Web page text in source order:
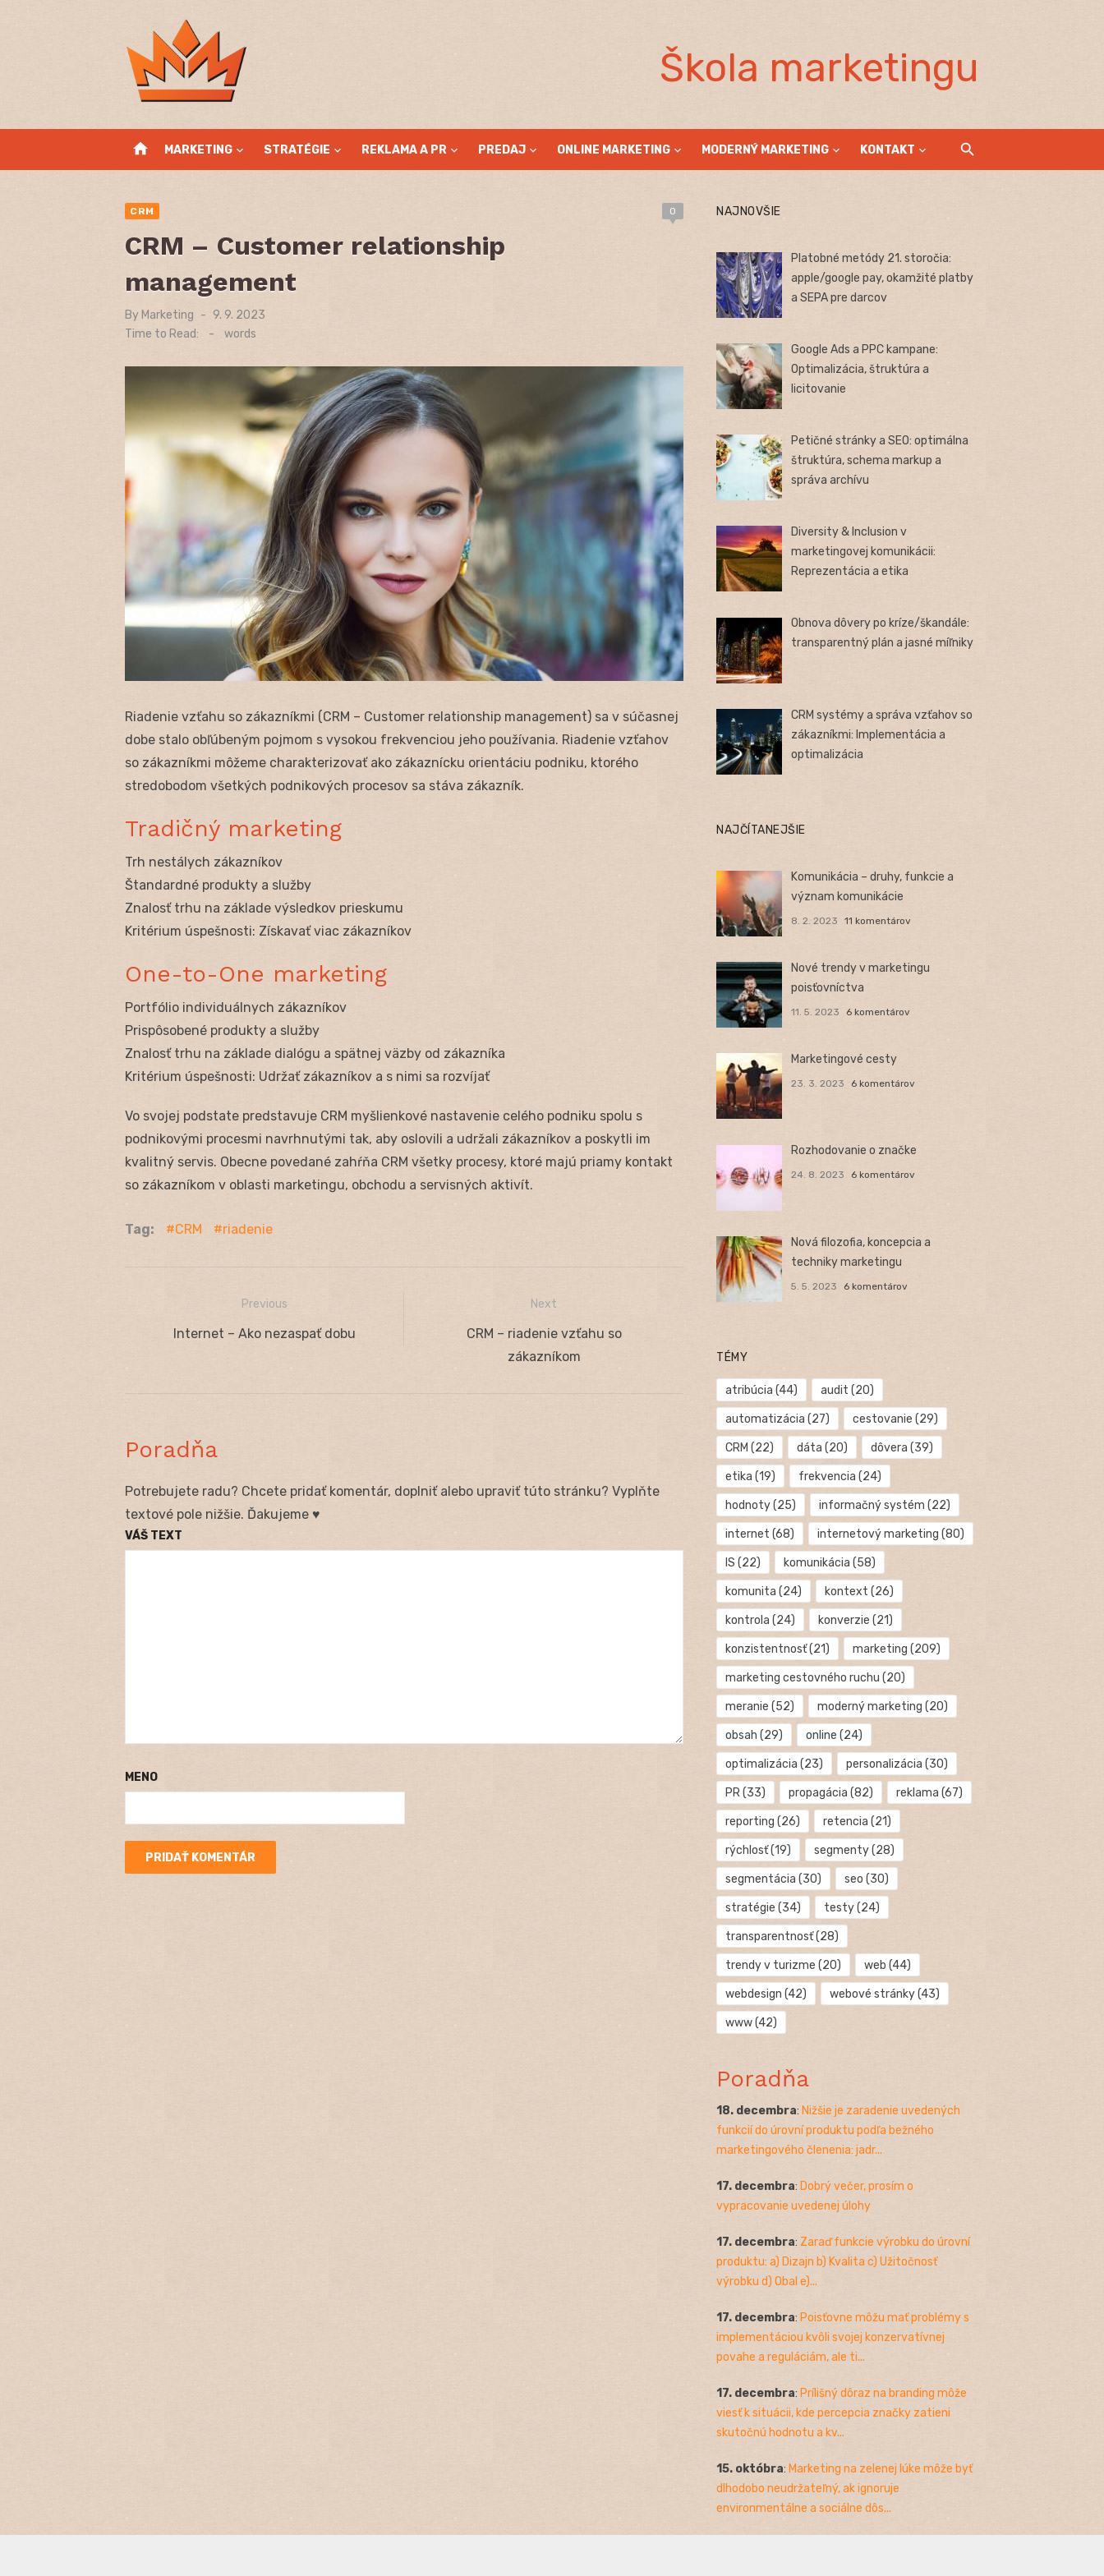
Škola marketingu
home MARKETING STRATÉGIE REKLAMA A PR PREDAJ ONLINE MARKETING MODERNÝ MARKETING KONTAKT
CRM 0
CRM – Customer relationship
management
By Marketing
Posted
on
9. 9. 2023
Time to Read:
- words
Riadenie vzťahu so zákazníkmi (CRM – Customer relationship management) sa v súčasnej
dobe stalo obľúbeným pojmom s vysokou frekvenciou jeho používania. Riadenie vzťahov
so zákazníkmi môžeme charakterizovať ako zákaznícku orientáciu podniku, ktorého
stredobodom všetkých podnikových procesov sa stáva zákazník.
Tradičný marketing
Trh nestálych zákazníkov
Štandardné produkty a služby
Znalosť trhu na základe výsledkov prieskumu
Kritérium úspešnosti: Získavať viac zákazníkov
One-to-One marketing
Portfólio individuálnych zákazníkov
Prispôsobené produkty a služby
Znalosť trhu na základe dialógu a spätnej väzby od zákazníka
Kritérium úspešnosti: Udržať zákazníkov a s nimi sa rozvíjať
Vo svojej podstate predstavuje CRM myšlienkové nastavenie celého podniku spolu s
podnikovými procesmi navrhnutými tak, aby oslovili a udržali zákazníkov a poskytli im
kvalitný servis. Obecne povedané zahŕňa CRM všetky procesy, ktoré majú priamy kontakt
so zákazníkom v oblasti marketingu, obchodu a servisných aktivít.
Tag: CRM riadenie
Navigácia
Previous
Previous
Internet – Ako nezaspať dobu
Next
CRM – riadenie vzťahu so
zákazníkom
Poradňa
Potrebujete radu? Chcete pridať komentár, doplniť alebo upraviť túto stránku? Vyplňte
textové pole nižšie. Ďakujeme ♥
VÁŠ TEXT
MENO
NAJNOVŠIE
Platobné metódy 21. storočia:
apple/google pay, okamžité platby
a SEPA pre darcov
Google Ads a PPC kampane:
Optimalizácia, štruktúra a
licitovanie
Petičné stránky a SEO: optimálna
štruktúra, schema markup a
správa archívu
Diversity & Inclusion v
marketingovej komunikácii:
Reprezentácia a etika
Obnova dôvery po kríze/škandále:
transparentný plán a jasné míľniky
CRM systémy a správa vzťahov so
zákazníkmi: Implementácia a
optimalizácia
NAJČÍTANEJŠIE
Komunikácia – druhy, funkcie a
význam komunikácie
8. 2. 2023 11 komentárov
Nové trendy v marketingu
poisťovníctva
11. 5. 2023 6 komentárov
Marketingové cesty
23. 3. 2023 6 komentárov
Rozhodovanie o značke
24. 8. 2023 6 komentárov
Nová filozofia, koncepcia a
techniky marketingu
5. 5. 2023 6 komentárov
TÉMY
atribúcia (44) audit (20)
automatizácia (27) cestovanie (29)
CRM (22) dáta (20) dôvera (39)
etika (19) frekvencia (24)
hodnoty(25) informačný systém (22)
internet (68) internetový marketing (80)
IS (22) komunikácia (58)
komunita (24) kontext (26)
kontrola (24) konverzie (21)
konzistentnosť(21) marketing (209)
marketing cestovného ruchu (20)
meranie (52) moderný marketing (20)
obsah (29) online (24)
optimalizácia (23) personalizácia (30)
PR(33) propagácia (82) reklama (67)
reporting (26) retencia (21)
rýchlosť(19) segmenty(28)
segmentácia (30) seo (30)
stratégie (34) testy(24)
transparentnosť(28)
trendy v turizme (20) web (44)
webdesign (42) webové stránky(43)
www(42)
Poradňa
18. decembra: Nižšie je zaradenie uvedených
funkcií do úrovní produktu podľa bežného
marketingového členenia: jadr...
17. decembra: Dobrý večer, prosím o
vypracovanie uvedenej úlohy
17. decembra: Zaraď funkcie výrobku do úrovní
produktu: a) Dizajn b) Kvalita c) Užitočnosť
výrobku d) Obal e)...
17. decembra: Poisťovne môžu mať problémy s
implementáciou kvôli svojej konzervatívnej
povahe a reguláciám, ale ti...
17. decembra: Prílišný dôraz na branding môže
viesť k situácii, kde percepcia značky zatieni
skutočnú hodnotu a kv...
15. októbra: Marketing na zelenej lúke môže byť
dlhodobo neudržateľný, ak ignoruje
environmentálne a sociálne dôs...